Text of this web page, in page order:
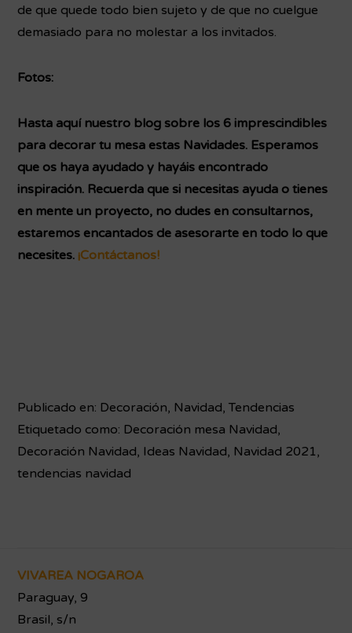
de que quede todo bien sujeto y de que no cuelgue
demasiado para no molestar a los invitados.
Fotos:
Hasta aquí nuestro blog sobre los 6 imprescindibles
para decorar tu mesa estas Navidades. Esperamos
que os haya ayudado y hayáis encontrado
inspiración. Recuerda que si necesitas ayuda o tienes
en mente un proyecto, no dudes en consultarnos,
estaremos encantados de asesorarte en todo lo que
necesites.¡Contáctanos!
Publicado en: Decoración, Navidad,Tendencias
Etiquetado como: Decoración mesa Navidad,
Decoración Navidad, Ideas Navidad, Navidad 2021,
tendencias navidad
Footer
VIVAREA NOGAROA
Paraguay, 9
Brasil, s/n